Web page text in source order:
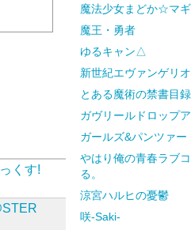
くす!
魔法少女まどか☆マ
魔王・勇者
ゆるキャン△
新世紀エヴァンゲリ
とある魔術の禁書目録
ガヴリールドロップ
ガールズ&パンツァー
やはり俺の青春ラブ
る。
涼宮ハルヒの憂鬱
咲-Saki-